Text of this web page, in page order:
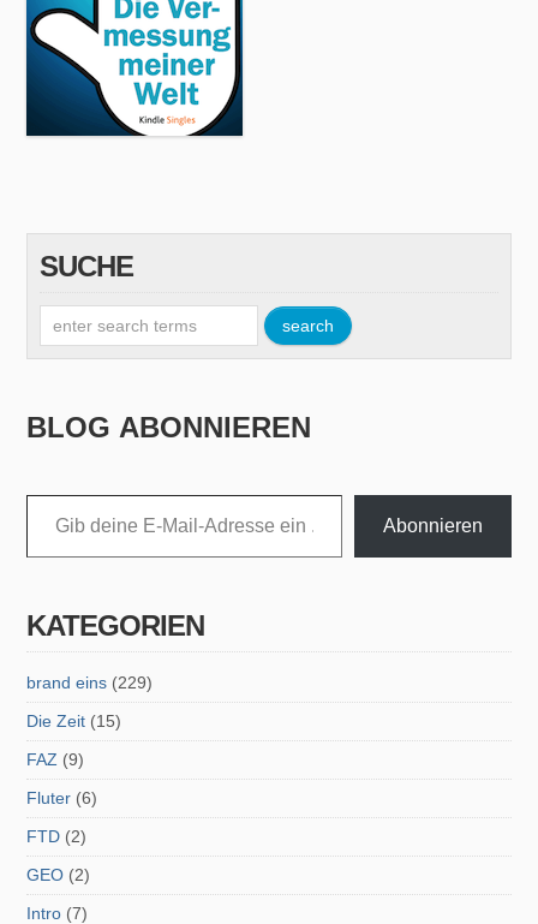
SUCHE
BLOG ABONNIEREN
Gib deine E-Mail-Adresse ein ...
Abonnieren
KATEGORIEN
brand eins (229)
Die Zeit (15)
FAZ (9)
Fluter (6)
FTD (2)
GEO (2)
Intro (7)